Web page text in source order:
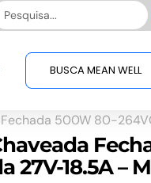
BUSCA MEAN WELL
500W 80-
27V-18.5A –